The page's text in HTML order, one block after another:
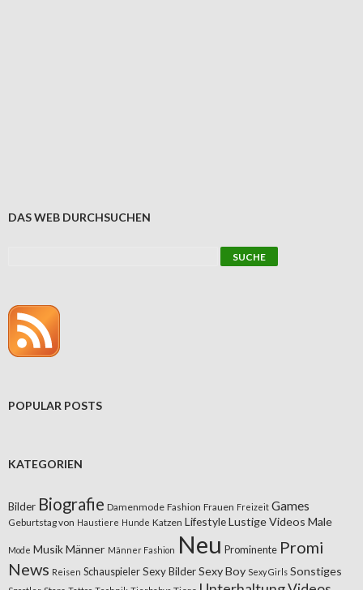
DAS WEB DURCHSUCHEN
POPULAR POSTS
KATEGORIEN
Bilder Biografie Damenmode Fashion Frauen Freizeit Games
Geburtstag von Haustiere Hunde Katzen LifestyleLustige Videos Male
Mode MusikMänner Männer Fashion Neu Prominente Promi
News Reisen Schauspieler Sexy BilderSexy Boy Sexy Girls Sonstiges